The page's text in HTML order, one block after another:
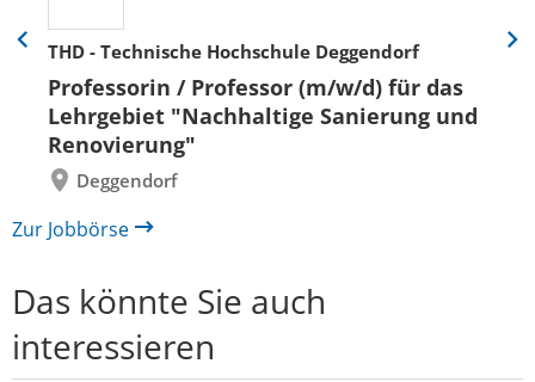
THD - Technische Hochschule Deggendorf
Professorin / Professor (m/w/d) für das
Lehrgebiet "Nachhaltige Sanierung und
Renovierung"
Deggendorf
Eine
zurück
Eine
Zur Jobbörse
Das könnte Sie auch
interessieren